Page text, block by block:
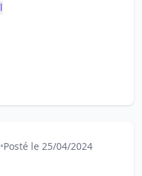
•Posté le 25/04/2024